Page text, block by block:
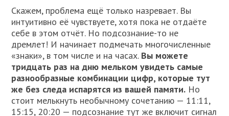
Скажем, проблема ещё только назревает. Вы
интуитивно её чувствуете, хотя пока не отдаёте
себе в этом отчёт. Но подсознание-то не
дремлет! И начинает подмечать многочисленные
«знаки», в том числе и на часах. Вы можете
тридцать раз на дню мельком увидеть самые
разнообразные комбинации цифр, которые тут
же без следа испарятся из вашей памяти. Но
стоит мелькнуть необычному сочетанию — 11:11,
15:15, 20:20 — подсознание тут же включит сигнал